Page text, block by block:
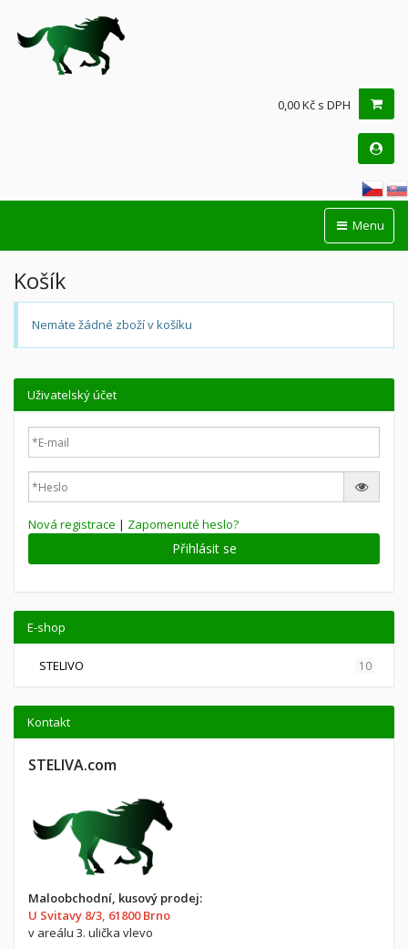
0,00 Kč s DPH
Menu
Košík
Nemáte žádné zboží v košíku
Uživatelský účet
Nová registrace | Zapomenuté heslo?
Přihlásit se
E-shop
STELIVO 10
Kontakt
STELIVA.com
Maloobchodní, kusový prodej:
U Svitavy 8/3, 61800 Brno
v areálu 3. ulička vlevo